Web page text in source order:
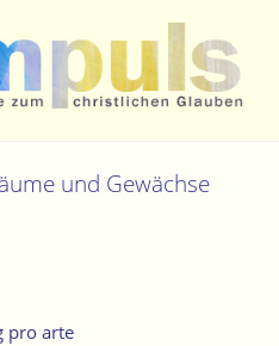
Glauben
und Gewächse
pro arte